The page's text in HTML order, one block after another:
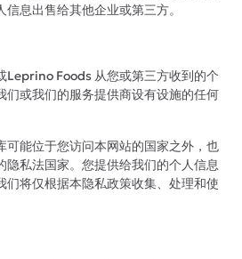
息出售给其他企业或第三方。
Leprino Foods 从您或第三方收到的个
们或我们的服务提供商设有设施的任何
可能位于您访问本网站的国家之外，也
隐私法国家。您提供给我们的个人信息
们将仅根据本隐私政策收集、处理和使